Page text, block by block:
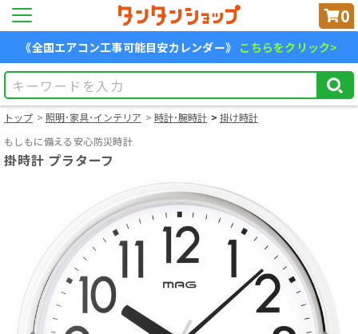
0
《全国エアコン工事可能目安カレンダー》 こちらをクリック>
トップ 照明･家具･インテリア 時計･腕時計
掛け時計
もしもに備える安心防災時計
掛時計 プラターフ